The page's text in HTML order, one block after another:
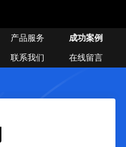
产品服务
成功案例
联系我们 在线留言